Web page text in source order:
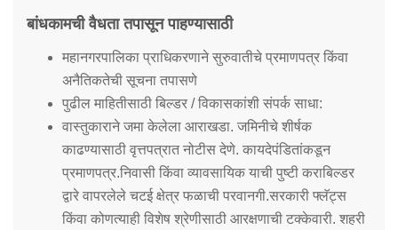
बांधकामची वैधता तपासून पाहण्यासाठी
महानगरपालिका प्राधिकरणाने सुरुवातीचे प्रमाणपत्र किंवा
अनैतिकतेची सूचना तपासणे
पुढील माहितीसाठी बिल्डर / विकासकांशी संपर्क साधा:
वास्तुकाराने जमा केलेला आराखडा. जमिनीचे शीर्षक
काढण्यासाठी वृत्तपत्रात नोटीस देणे. कायदेपंडितांकडून
प्रमाणपत्र.निवासी किंवा व्यावसायिक याची पुष्टी कराबिल्डर
द्वारे वापरलेले चटई क्षेत्र फळाची परवानगी.सरकारी फ्लॅट्स
किंवा कोणत्याही विशेष श्रेणीसाठी आरक्षणाची टक्केवारी. शहरी